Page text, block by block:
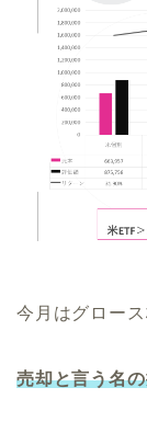
今月はグロー
売却と言う名